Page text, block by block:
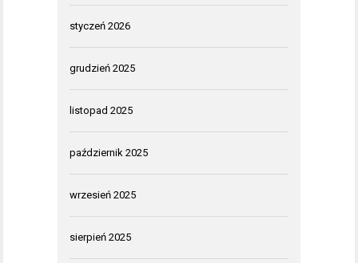
styczeń 2026
grudzień 2025
listopad 2025
październik 2025
wrzesień 2025
sierpień 2025